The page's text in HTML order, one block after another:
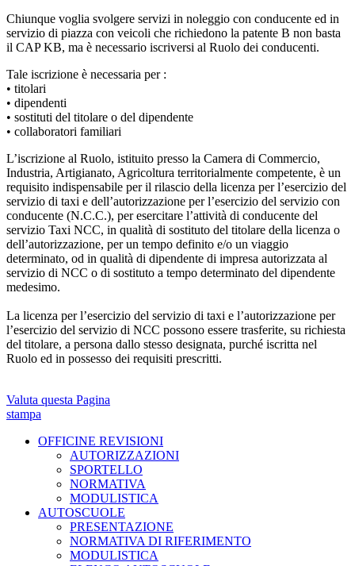
Chiunque voglia svolgere servizi in noleggio con conducente ed in
servizio di piazza con veicoli che richiedono la patente B non basta
il CAP KB, ma è necessario iscriversi al Ruolo dei conducenti.
Tale iscrizione è necessaria per :
• titolari
• dipendenti
• sostituti del titolare o del dipendente
• collaboratori familiari
L’iscrizione al Ruolo, istituito presso la Camera di Commercio,
Industria, Artigianato, Agricoltura territorialmente competente, è un
requisito indispensabile per il rilascio della licenza per l’esercizio del
servizio di taxi e dell’autorizzazione per l’esercizio del servizio con
conducente (N.C.C.), per esercitare l’attività di conducente del
servizio Taxi NCC, in qualità di sostituto del titolare della licenza o
dell’autorizzazione, per un tempo definito e/o un viaggio
determinato, od in qualità di dipendente di impresa autorizzata al
servizio di NCC o di sostituto a tempo determinato del dipendente
medesimo.
La licenza per l’esercizio del servizio di taxi e l’autorizzazione per
l’esercizio del servizio di NCC possono essere trasferite, su richiesta
del titolare, a persona dallo stesso designata, purché iscritta nel
Ruolo ed in possesso dei requisiti prescritti.
Valuta questa Pagina
stampa
OFFICINE REVISIONI
AUTORIZZAZIONI
SPORTELLO
NORMATIVA
MODULISTICA
AUTOSCUOLE
PRESENTAZIONE
NORMATIVA DI RIFERIMENTO
MODULISTICA